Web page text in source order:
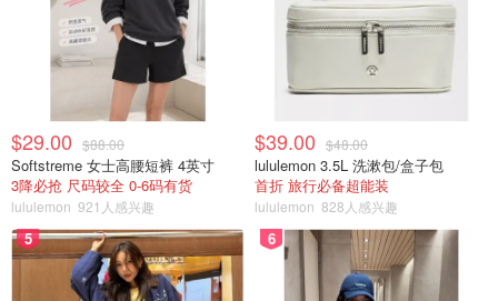
$29.00 $88.00
Softstreme 女士高腰短裤 4英寸
3降必抢 尺码较全 0-6码有货
lululemon 921人感兴趣
$39.00 $48.00
lululemon 3.5L 洗漱包/盒子包
首折 旅行必备超能装
lululemon 828人感兴趣
5 6